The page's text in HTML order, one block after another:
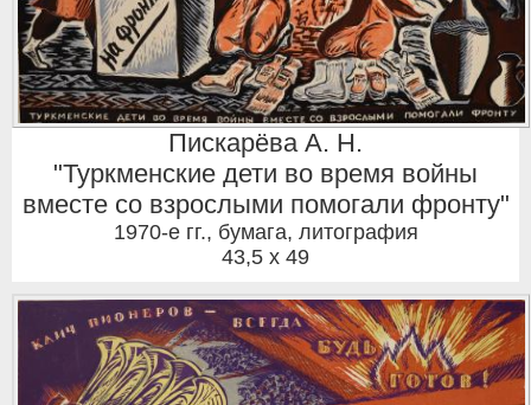
Пискарёва А. Н.
"Туркменские дети во время войны
вместе со взрослыми помогали фронту"
1970-е гг., бумага, литография
43,5 x 49